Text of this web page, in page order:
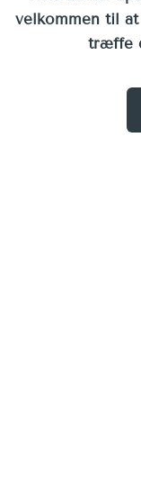
velkommen til
træffe